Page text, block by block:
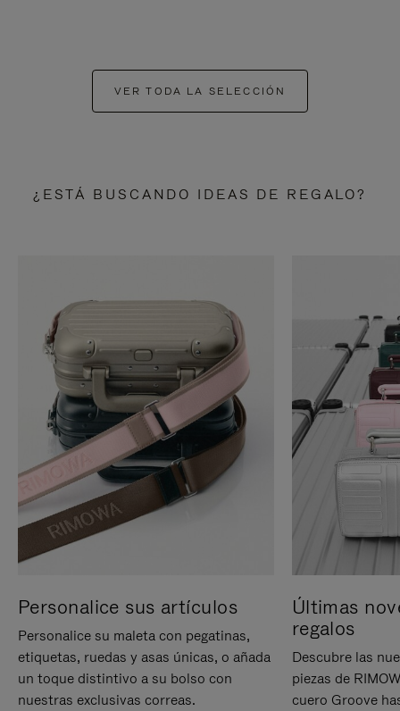
VER TODA LA SELECCIÓN
¿ESTÁ BUSCANDO IDEAS DE REGALO?
Personalice sus artículos
Personalice su maleta con pegatinas,
etiquetas, ruedas y asas únicas, o añada
un toque distintivo a su bolso con
nuestras exclusivas correas.
Últimas
regalos
Descubre las
piezas de
cuero Groove